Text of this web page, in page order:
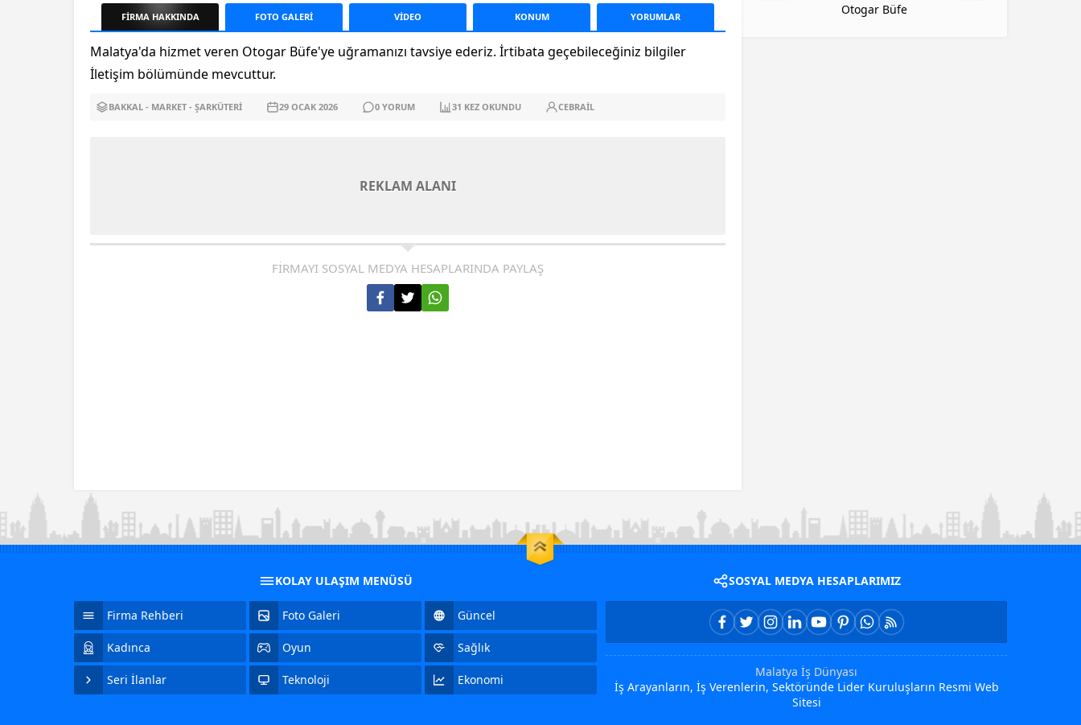
FİRMA HAKKINDA FOTO GALERİ VİDEO KONUM YORUMLAR
Malatya'da hizmet veren Otogar Büfe'ye uğramanızı tavsiye ederiz. İrtibata geçebileceğiniz bilgiler
İletişim bölümünde mevcuttur.
BAKKAL - MARKET - ŞARKÜTERI 29 OCAK 2026 0 YORUM 31 KEZ OKUNDU CEBRAIL
REKLAM ALANI
FİRMAYI SOSYAL MEDYA HESAPLARINDA PAYLAŞ
Otogar Büfe
KOLAY ULAŞIM MENÜSÜ
Firma Rehberi Foto Galeri Güncel
Kadınca Oyun Sağlık
Seri İlanlar Teknoloji Ekonomi
SOSYAL MEDYA HESAPLARIMIZ
Malatya İş Dünyası
İş Arayanların, İş Verenlerin, Sektöründe Lider Kuruluşların Resmi Web
Sitesi